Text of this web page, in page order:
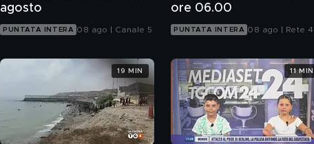
agosto
PUNTATA INTERA 08 ago | Canale 5
ore 06.00
PUNTATA INTERA 08 ago | Rete 4
19 MIN 11 MIN